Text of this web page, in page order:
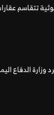
تتقاسم
وزارة الدفاع